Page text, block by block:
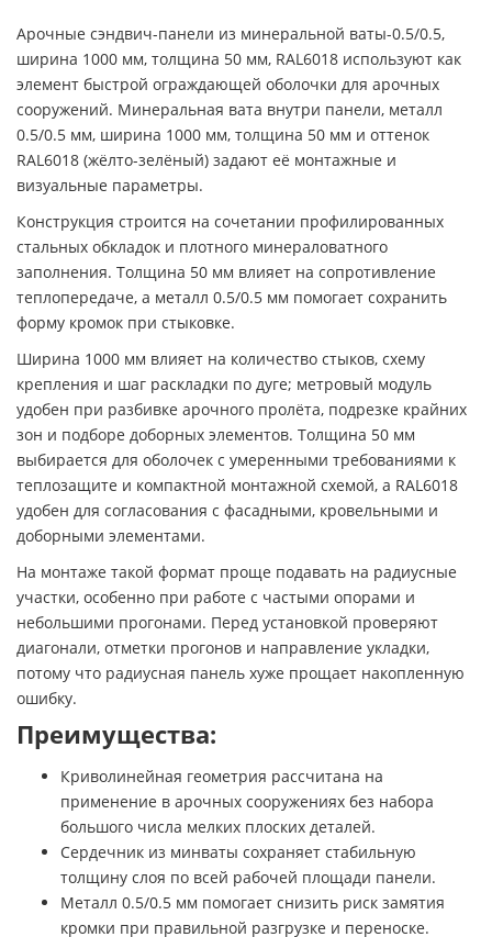
Арочные сэндвич-панели из минеральной ваты-0.5/0.5,
ширина 1000 мм, толщина 50 мм, RAL6018 используют как
элемент быстрой ограждающей оболочки для арочных
сооружений. Минеральная вата внутри панели, металл
0.5/0.5 мм, ширина 1000 мм, толщина 50 мм и оттенок
RAL6018 (жёлто-зелёный) задают её монтажные и
визуальные параметры.
Конструкция строится на сочетании профилированных
стальных обкладок и плотного минераловатного
заполнения. Толщина 50 мм влияет на сопротивление
теплопередаче, а металл 0.5/0.5 мм помогает сохранить
форму кромок при стыковке.
Ширина 1000 мм влияет на количество стыков, схему
крепления и шаг раскладки по дуге; метровый модуль
удобен при разбивке арочного пролёта, подрезке крайних
зон и подборе доборных элементов. Толщина 50 мм
выбирается для оболочек с умеренными требованиями к
теплозащите и компактной монтажной схемой, а RAL6018
удобен для согласования с фасадными, кровельными и
доборными элементами.
На монтаже такой формат проще подавать на радиусные
участки, особенно при работе с частыми опорами и
небольшими прогонами. Перед установкой проверяют
диагонали, отметки прогонов и направление укладки,
потому что радиусная панель хуже прощает накопленную
ошибку.
Преимущества:
Криволинейная геометрия рассчитана на
применение в арочных сооружениях без набора
большого числа мелких плоских деталей.
Сердечник из минваты сохраняет стабильную
толщину слоя по всей рабочей площади панели.
Металл 0.5/0.5 мм помогает снизить риск замятия
кромки при правильной разгрузке и переноске.